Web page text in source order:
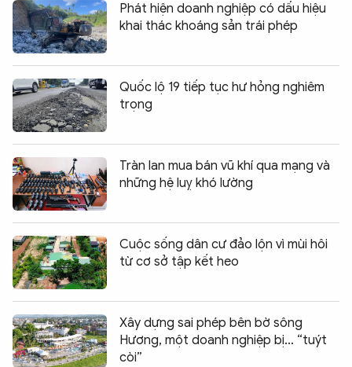
Phát hiện doanh nghiệp có dấu hiệu
khai thác khoáng sản trái phép
Quốc lộ 19 tiếp tục hư hỏng nghiêm
trọng
Tràn lan mua bán vũ khí qua mạng và
những hệ luỵ khó lường
Cuộc sống dân cư đảo lộn vì mùi hôi
từ cơ sở tập kết heo
Xây dựng sai phép bên bờ sông
Hương, một doanh nghiệp bị... “tuýt
còi”